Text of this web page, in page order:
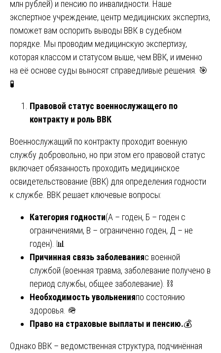
млн рублей) и пенсию по инвалидности. Наше
экспертное учреждение, центр медицинских экспертиз,
поможет вам оспорить выводы ВВК в судебном
порядке. Мы проводим медицинскую экспертизу,
которая классом и статусом выше, чем ВВК, и именно
на её основе суды выносят справедливые решения. 🎯
🧪
Правовой статус военнослужащего по
контракту и роль ВВК
Военнослужащий по контракту проходит военную
службу добровольно, но при этом его правовой статус
включает обязанность проходить медицинское
освидетельствование (ВВК) для определения годности
к службе. ВВК решает ключевые вопросы:
Категория годности(А – годен, Б – годен с
ограничениями, В – ограниченно годен, Д – не
годен). 📊
Причинная связь заболеванияс военной
службой (военная травма, заболевание получено в
период службы, общее заболевание). ⛓️
Необходимость увольненияпо состоянию
здоровья. 🪖
Право на страховые выплаты и пенсию.💰
Однако ВВК – ведомственная структура, подчинённая